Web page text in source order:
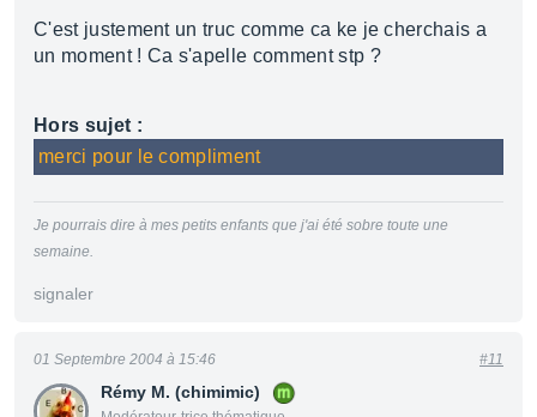
C'est justement un truc comme ca ke je cherchais a
un moment ! Ca s'apelle comment stp ?
Hors sujet :
merci pour le compliment
Je pourrais dire à mes petits enfants que j'ai été sobre toute une
semaine.
signaler
Rémy M. (chimimic)
01 Septembre 2004 à 15:46 #11